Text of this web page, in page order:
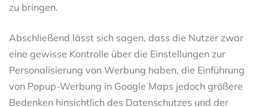
zu bringen.
Abschließend lässt sich sagen, dass die Nutzer zwar
eine gewisse Kontrolle über die Einstellungen zur
Personalisierung von Werbung haben, die Einführung
von Popup-Werbung in Google Maps jedoch größere
Bedenken hinsichtlich des Datenschutzes und der